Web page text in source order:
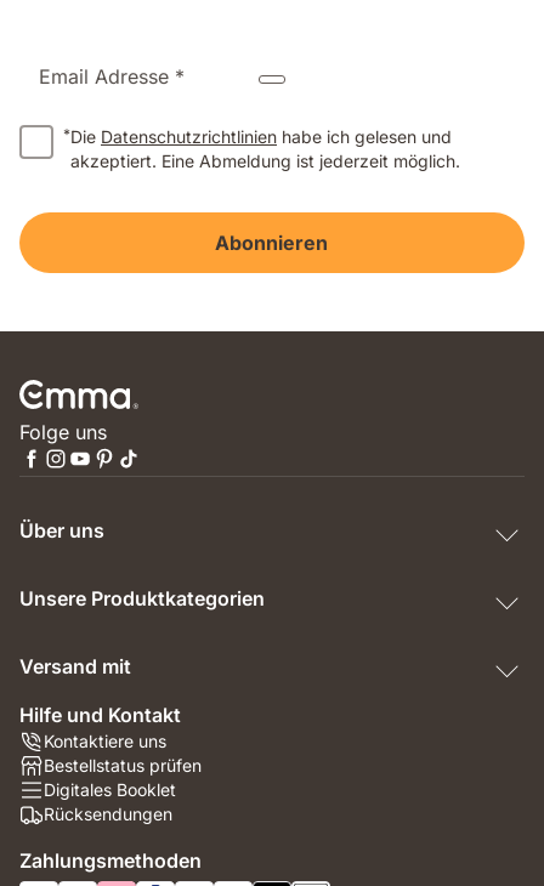
Email Adresse *
*Die Datenschutzrichtlinien habe ich gelesen und
akzeptiert. Eine Abmeldung ist jederzeit möglich.
Abonnieren
Folge uns
Über uns
Unsere Produktkategorien
Versand mit
Hilfe und Kontakt
Kontaktiere uns
Bestellstatus prüfen
Digitales Booklet
Rücksendungen
Zahlungsmethoden